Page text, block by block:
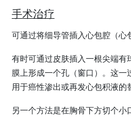
手术治疗
可通过将细导管插入心包腔（心
有时可通过皮肤插入一根尖端
膜上形成一个孔（窗口）。这
用于癌性渗出或再发心包积液的
另一个方法是在胸骨下方切个